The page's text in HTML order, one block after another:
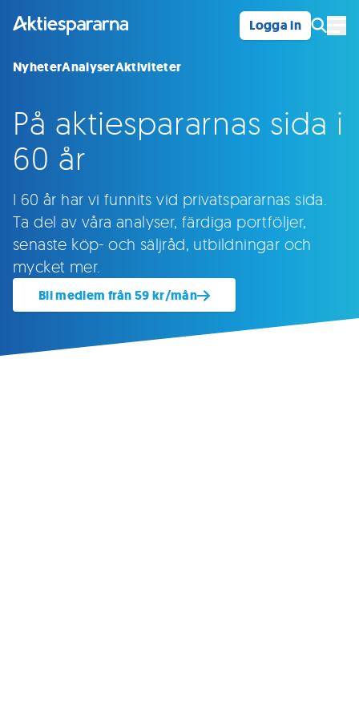
Logga in
NyheterAnalyserAktiviteter
På aktiespararnas sida i
60 år
I 60 år har vi funnits vid privatspararnas sida.
Ta del av våra analyser, färdiga portföljer,
senaste köp- och säljråd, utbildningar och
mycket mer.
Bli medlem från 59 kr/mån